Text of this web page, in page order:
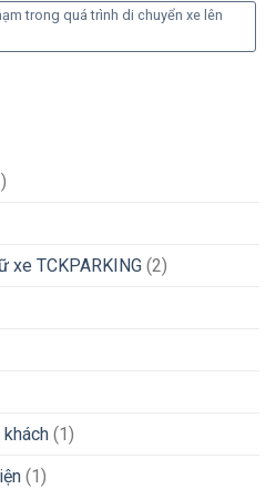
trong quá trình di chuyển xe lên
xe TCKPARKING (2)
(1)
(1)